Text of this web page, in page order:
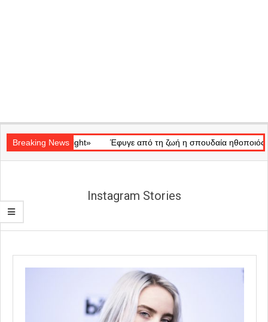
Navigation
Menu
Breaking News
«Ray of Light» Έφυγε από τη ζωή η σπουδαία ηθοποιός Μάρω
Instagram Stories